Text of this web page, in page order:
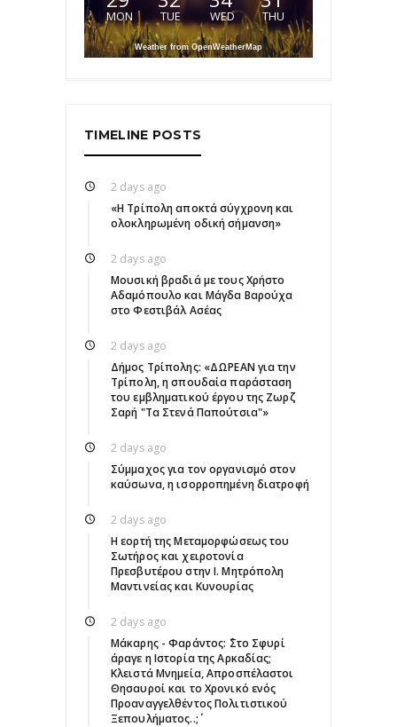
MON TUE WED THU
Weather from OpenWeatherMap
TIMELINE POSTS
2 days ago
«Η Τρίπολη αποκτά σύγχρονη και
ολοκληρωμένη οδική σήμανση»
2 days ago
Μουσική βραδιά με τους Χρήστο
Αδαμόπουλο και Μάγδα Βαρούχα
στο Φεστιβάλ Ασέας
2 days ago
Δήμος Τρίπολης: «ΔΩΡΕΑΝ για την
Τρίπολη, η σπουδαία παράσταση
του εμβληματικού έργου της Ζωρζ
Σαρή "Τα Στενά Παπούτσια"»
2 days ago
Σύμμαχος για τον οργανισμό στον
καύσωνα, η ισορροπημένη διατροφή
2 days ago
Η εορτή της Μεταμορφώσεως του
Σωτήρος και χειροτονία
Πρεσβυτέρου στην Ι. Μητρόπολη
Μαντινείας και Κυνουρίας
2 days ago
Μάκαρης - Φαράντος: ΄΄Στο Σφυρί
άραγε η Ιστορία της Αρκαδίας;
Κλειστά Μνημεία, Απροσπέλαστοι
Θησαυροί και το Χρονικό ενός
Προαναγγελθέντος Πολιτιστικού
Ξεπουλήματος..;΄΄